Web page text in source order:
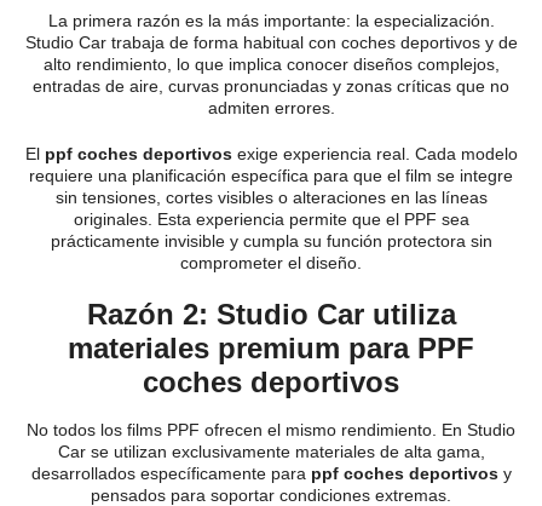
La primera razón es la más importante: la especialización.
Studio Car trabaja de forma habitual con coches deportivos y de
alto rendimiento, lo que implica conocer diseños complejos,
entradas de aire, curvas pronunciadas y zonas críticas que no
admiten errores.
El ppf coches deportivosexige experiencia real. Cada modelo
requiere una planificación específica para que el film se integre
sin tensiones, cortes visibles o alteraciones en las líneas
originales. Esta experiencia permite que el PPF sea
prácticamente invisible y cumpla su función protectora sin
comprometer el diseño.
Razón 2: Studio Car utiliza
materiales premium para PPF
coches deportivos
No todos los films PPF ofrecen el mismo rendimiento. En Studio
Car se utilizan exclusivamente materiales de alta gama,
desarrollados específicamente para ppf coches deportivosy
pensados para soportar condiciones extremas.